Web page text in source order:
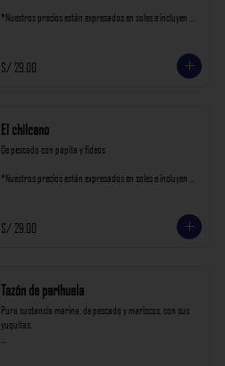
*Nuestros precios están expresados en soles e incluyen
S/ 29.00
El chilcano
De pescado con papita y fideos
*Nuestros precios están expresados en soles e incluyen
S/ 29.00
Tazón de parihuela
Pura sustancia marina, de pescado y mariscos, con sus
yuquitas.